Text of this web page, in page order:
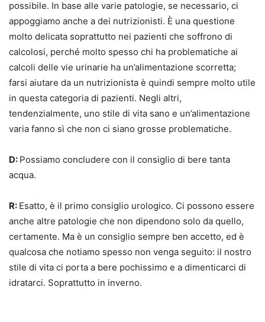
possibile. In base alle varie patologie, se necessario, ci
appoggiamo anche a dei nutrizionisti. È una questione
molto delicata soprattutto nei pazienti che soffrono di
calcolosi, perché molto spesso chi ha problematiche ai
calcoli delle vie urinarie ha un’alimentazione scorretta;
farsi aiutare da un nutrizionista è quindi sempre molto utile
in questa categoria di pazienti. Negli altri,
tendenzialmente, uno stile di vita sano e un’alimentazione
varia fanno sì che non ci siano grosse problematiche.
D: Possiamo concludere con il consiglio di bere tanta
acqua.
R: Esatto, è il primo consiglio urologico. Ci possono essere
anche altre patologie che non dipendono solo da quello,
certamente. Ma è un consiglio sempre ben accetto, ed è
qualcosa che notiamo spesso non venga seguito: il nostro
stile di vita ci porta a bere pochissimo e a dimenticarci di
idratarci. Soprattutto in inverno.